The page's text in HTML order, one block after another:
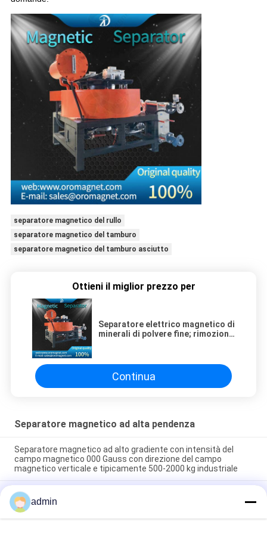
separatore magnetico del rullo
separatore magnetico del tamburo
separatore magnetico del tamburo asciutto
Ottieni il miglior prezzo per
Separatore elettrico magnetico di
minerali di polvere fine; rimozione
Continua
Separatore magnetico ad alta pendenza
Separatore magnetico ad alto gradiente con intensità del
campo magnetico 000 Gauss con direzione del campo
magnetico verticale e tipicamente 500-2000 kg industriale
La separazione magnetica personalizzata del separatore
magnetico della piastra di ferro di forza del campo magnetico
da 000 gauss dipende dai parametri del modello
admin